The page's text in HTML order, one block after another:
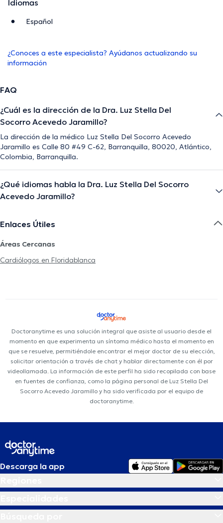
Idiomas
Español
¿Conoces a este especialista? Ayúdanos actualizando su
información
FAQ
¿Cuál es la dirección de la Dra. Luz Stella Del
Socorro Acevedo Jaramillo?
La dirección de la médico Luz Stella Del Socorro Acevedo
Jaramillo es Calle 80 #49 C-62, Barranquilla, 80020, Atlántico,
Colombia, Barranquilla.
¿Qué idiomas habla la Dra. Luz Stella Del Socorro
Acevedo Jaramillo?
Enlaces Útiles
Áreas Cercanas
Cardiólogos en Floridablanca
Doctoranytime es una solución integral que asiste al usuario desde el
momento en que experimenta un síntoma médico hasta el momento en
que se resuelve, permitiéndole encontrar el mejor doctor de su elección,
solicitar orientación a través de chat y hablar directamente con él por
videollamada. La información de este perfil ha sido recopilada con base
en fuentes de confianza, como la página personal de Luz Stella Del
Socorro Acevedo Jaramillo y ha sido verificada por el equipo de
doctoranytime.
Descarga la app